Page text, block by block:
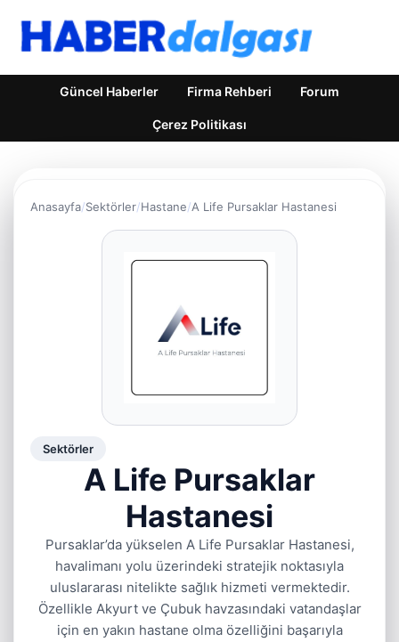
Güncel Haberler Firma Rehberi Forum
Çerez Politikası
Anasayfa Sektörler Hastane A Life Pursaklar Hastanesi
Sektörler
A Life Pursaklar
Hastanesi
Pursaklar’da yükselen A Life Pursaklar Hastanesi,
havalimanı yolu üzerindeki stratejik noktasıyla
uluslararası nitelikte sağlık hizmeti vermektedir.
Özellikle Akyurt ve Çubuk havzasındaki vatandaşlar
için en yakın hastane olma özelliğini başarıyla